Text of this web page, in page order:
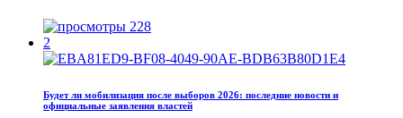
228
2
Будет ли мобилизация после выборов 2026: последние новости и
официальные заявления властей